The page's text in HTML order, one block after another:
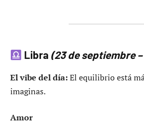
Libra (23 de septiembre
El vibe del día:El equilibrio está
imaginas.
Amor